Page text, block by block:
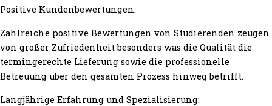
Positive Kundenbewertungen:
Zahlreiche positive Bewertungen von Studierenden zeugen
von großer Zufriedenheit besonders was die Qualität die
termingerechte Lieferung sowie die professionelle
Betreuung über den gesamten Prozess hinweg betrifft.
Langjährige Erfahrung und Spezialisierung: